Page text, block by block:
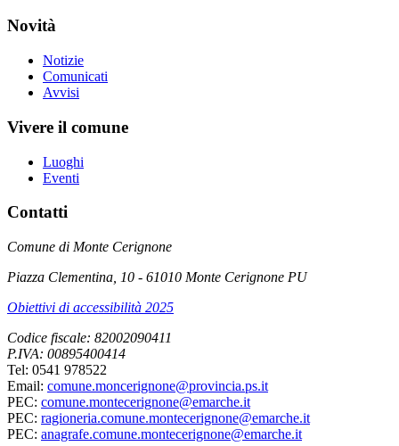
Novità
Notizie
Comunicati
Avvisi
Vivere il comune
Luoghi
Eventi
Contatti
Comune di Monte Cerignone
Piazza Clementina, 10 - 61010 Monte Cerignone PU
Obiettivi di accessibilità 2025
Codice fiscale: 82002090411
P.IVA: 00895400414
Tel: 0541 978522
Email: comune.moncerignone@provincia.ps.it
PEC: comune.montecerignone@emarche.it
PEC: ragioneria.comune.montecerignone@emarche.it
PEC: anagrafe.comune.montecerignone@emarche.it